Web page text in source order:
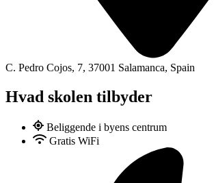
C. Pedro Cojos, 7, 37001 Salamanca, Spain
Hvad skolen tilbyder
Beliggende i byens centrum
Gratis WiFi